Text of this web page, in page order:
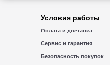
Условия работы
Оплата и доставка
Сервис и гарантия
Безопасность покупок